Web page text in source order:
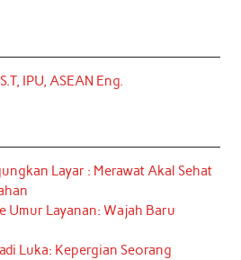
IPU, ASEAN Eng.
Layar : Merawat Akal Sehat
Umur Layanan: Wajah Baru
Luka: Kepergian Seorang